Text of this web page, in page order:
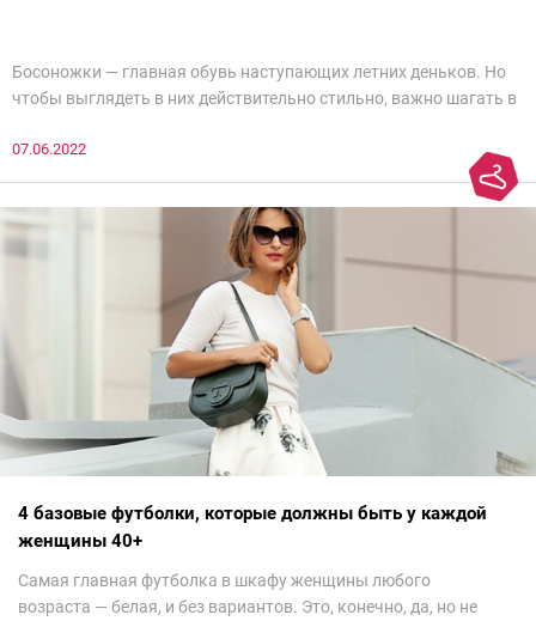
Босоножки — главная обувь наступающих летних деньков. Но
чтобы выглядеть в них действительно стильно, важно шагать в
сезоне лучше не надевать. Потому что они — гарант дурного
07.06.2022
4 базовые футболки, которые должны быть у каждой
женщины 40+
Самая главная футболка в шкафу женщины любого
возраста — белая, и без вариантов. Это, конечно, да, но не